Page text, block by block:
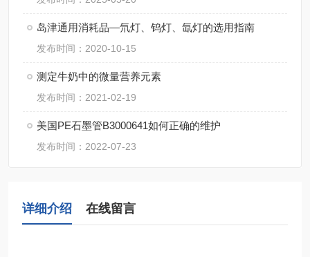
岛津通用消耗品—氘灯、钨灯、氙灯的选用指南
发布时间：2020-10-15
测定牛奶中的微量营养元素
发布时间：2021-02-19
美国PE石墨管B3000641如何正确的维护
发布时间：2022-07-23
详细介绍 在线留言